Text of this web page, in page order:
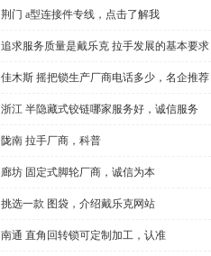
荆门 a型连接件专线，点击了解我
追求服务质量是戴乐克 拉手发展的基本要求
佳木斯 摇把锁生产厂商电话多少，名企推荐
浙江 半隐藏式铰链哪家服务好，诚信服务
陇南 拉手厂商，科普
廊坊 固定式脚轮厂商，诚信为本
挑选一款 图袋，介绍戴乐克网站
南通 直角回转锁可定制加工，认准